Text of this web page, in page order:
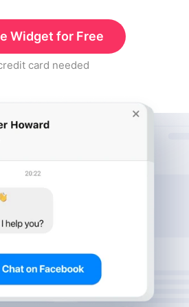
Widget for Free
card needed